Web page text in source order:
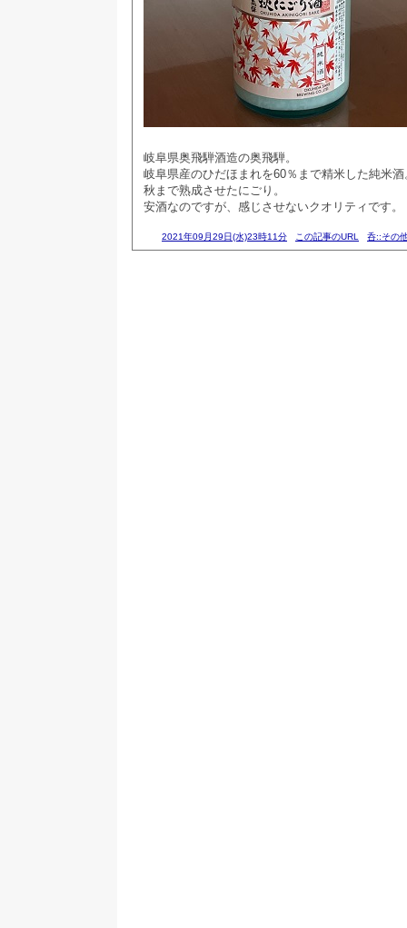
岐阜県奥飛騨酒造の奥飛騨。
岐阜県産のひだほまれを60％まで精米した純米酒
秋まで熟成させたにごり。
安酒なのですが、感じさせないクオリティです。
2021年09月29日(水)23時11分 この記事のURL 呑::その